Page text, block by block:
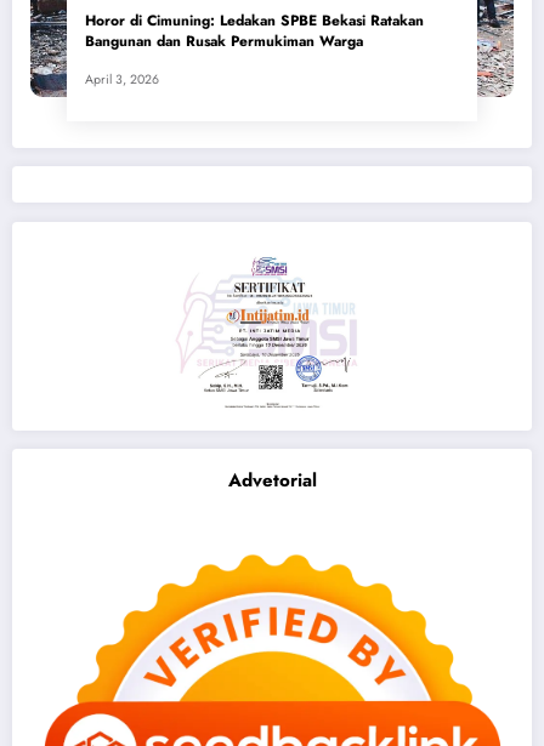
Horor di Cimuning: Ledakan SPBE Bekasi Ratakan
Bangunan dan Rusak Permukiman Warga
April 3, 2026
Advetorial